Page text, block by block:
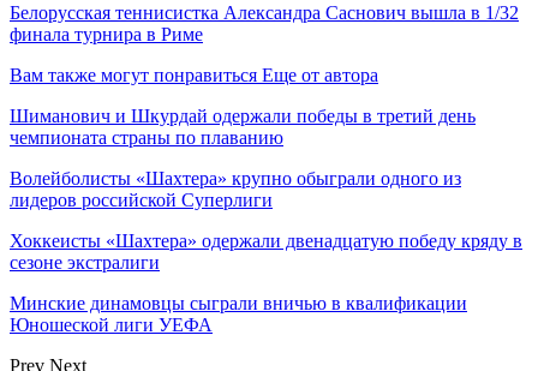
Белорусская теннисистка Александра Саснович вышла в 1/32
финала турнира в Риме
Вам также могут понравиться Еще от автора
Шиманович и Шкурдай одержали победы в третий день
чемпионата страны по плаванию
Волейболисты «Шахтера» крупно обыграли одного из
лидеров российской Суперлиги
Хоккеисты «Шахтера» одержали двенадцатую победу кряду в
сезоне экстралиги
Минские динамовцы сыграли вничью в квалификации
Юношеской лиги УЕФА
Prev Next